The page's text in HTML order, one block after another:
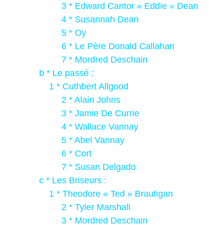
3 * Edward Cantor « Eddie » Dean
4 * Susannah Dean
5 * Oy
6 * Le Père Donald Callahan
7 * Mordred Deschain
b * Le passé :
1 * Cuthbert Allgood
2 * Alain Johns
3 * Jamie De Currie
4 * Wallace Vannay
5 * Abel Vannay
6 * Cort
7 * Susan Delgado
c * Les Briseurs :
1 * Theodore « Ted » Brautigan
2 * Tyler Marshall
3 * Mordred Deschain